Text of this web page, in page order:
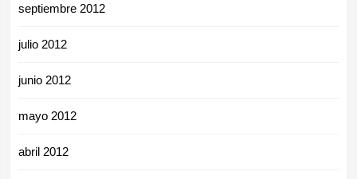
septiembre 2012
julio 2012
junio 2012
mayo 2012
abril 2012